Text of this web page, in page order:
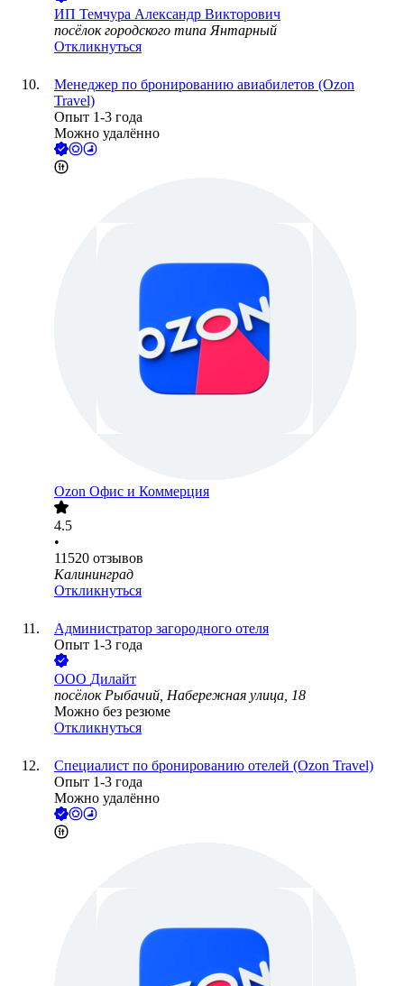
ИП Темчура Александр Викторович
посёлок городского типа Янтарный
Откликнуться
Менеджер по бронированию авиабилетов (Ozon
Travel)
Опыт 1-3 года
Можно удалённо
Ozon Офис и Коммерция
4.5
•
11520 отзывов
Калининград
Откликнуться
Администратор загородного отеля
Опыт 1-3 года
ООО Дилайт
посёлок Рыбачий, Набережная улица, 18
Можно без резюме
Откликнуться
Специалист по бронированию отелей (Ozon Travel)
Опыт 1-3 года
Можно удалённо